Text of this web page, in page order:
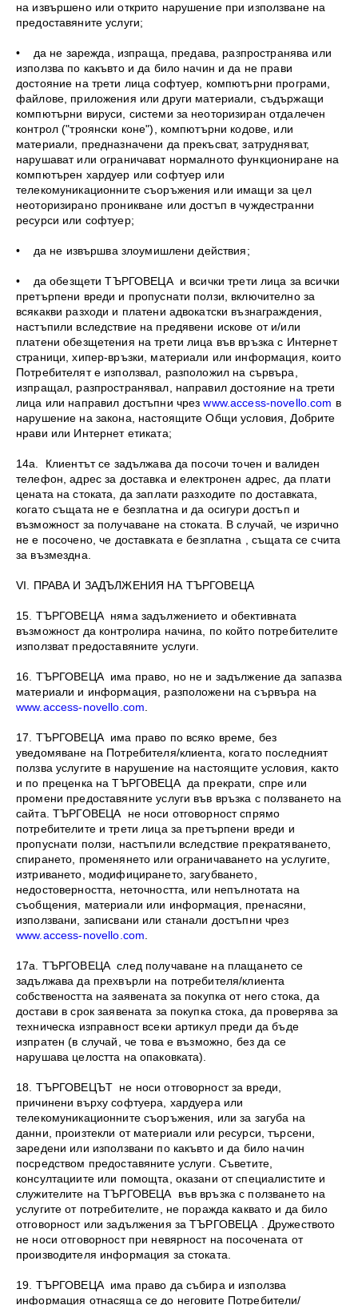
на извършено или открито нарушение при използване на
предоставяните услуги;
• да не зарежда, изпраща, предава, разпространява или
използва по какъвто и да било начин и да не прави
достояние на трети лица софтуер, компютърни програми,
файлове, приложения или други материали, съдържащи
компютърни вируси, системи за неоторизиран отдалечен
контрол ("троянски коне"), компютърни кодове, или
материали, предназначени да прекъсват, затрудняват,
нарушават или ограничават нормалното функциониране на
компютърен хардуер или софтуер или
телекомуникационните съоръжения или имащи за цел
неоторизирано проникване или достъп в чуждестранни
ресурси или софтуер;
• да не извършва злоумишлени действия;
• да обезщети ТЪРГОВЕЦА и всички трети лица за всички
претърпени вреди и пропуснати ползи, включително за
всякакви разходи и платени адвокатски възнаграждения,
настъпили вследствие на предявени искове от и/или
платени обезщетения на трети лица във връзка с Интернет
страници, хипер-връзки, материали или информация, които
Потребителят е използвал, разположил на сървъра,
изпращал, разпространявал, направил достояние на трети
лица или направил достъпни чрезwww.access-novello.com в
нарушение на закона, настоящите Общи условия, Добрите
нрави или Интернет етиката;
14а. Клиентът се задължава да посочи точен и валиден
телефон, адрес за доставка и електронен адрес, да плати
цената на стоката, да заплати разходите по доставката,
когато същата не е безплатна и да осигури достъп и
възможност за получаване на стоката. В случай, че изрично
не е посочено, че доставката е безплатна , същата се счита
за възмездна.
VI. ПРАВА И ЗАДЪЛЖЕНИЯ НА ТЪРГОВЕЦА
15. ТЪРГОВЕЦА няма задължението и обективната
възможност да контролира начина, по който потребителите
използват предоставяните услуги.
16. ТЪРГОВЕЦА има право, но не и задължение да запазва
материали и информация, разположени на сървъра на
www.access-novello.com
17. ТЪРГОВЕЦА има право по всяко време, без
уведомяване на Потребителя/клиента, когато последният
ползва услугите в нарушение на настоящите условия, както
и по преценка на ТЪРГОВЕЦА да прекрати, спре или
промени предоставяните услуги във връзка с ползването на
сайта. ТЪРГОВЕЦА не носи отговорност спрямо
потребителите и трети лица за претърпени вреди и
пропуснати ползи, настъпили вследствие прекратяването,
спирането, променянето или ограничаването на услугите,
изтриването, модифицирането, загубването,
недостоверността, неточността, или непълнотата на
съобщения, материали или информация, пренасяни,
използвани, записвани или станали достъпни чрез
www.access-novello.com
17а. ТЪРГОВЕЦА след получаване на плащането се
задължава да прехвърли на потребителя/клиента
собствеността на заявената за покупка от него стока, да
достави в срок заявената за покупка стока, да проверява за
техническа изправност всеки артикул преди да бъде
изпратен (в случай, че това е възможно, без да се
нарушава целостта на опаковката).
18. ТЪРГОВЕЦЪТ не носи отговорност за вреди,
причинени върху софтуера, хардуера или
телекомуникационните съоръжения, или за загуба на
данни, произтекли от материали или ресурси, търсени,
заредени или използвани по какъвто и да било начин
посредством предоставяните услуги. Съветите,
консултациите или помощта, оказани от специалистите и
служителите на ТЪРГОВЕЦА във връзка с ползването на
услугите от потребителите, не поражда каквато и да било
отговорност или задължения за ТЪРГОВЕЦА . Дружеството
не носи отговорност при невярност на посочената от
производителя информация за стоката.
19. ТЪРГОВЕЦА има право да събира и използва
информация отнасяща се до неговите Потребители/